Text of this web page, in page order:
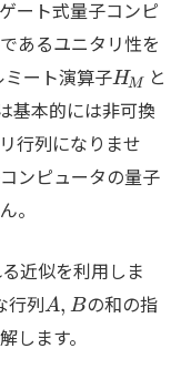
ート式量子コンピ
あるユニタリ性を
ミート演算子H_M
HM と
基本的には非可換
行列になりませ
ンピュータの量子
。
近似を利用しま
行列 A,B
A, Bの和の指
します。